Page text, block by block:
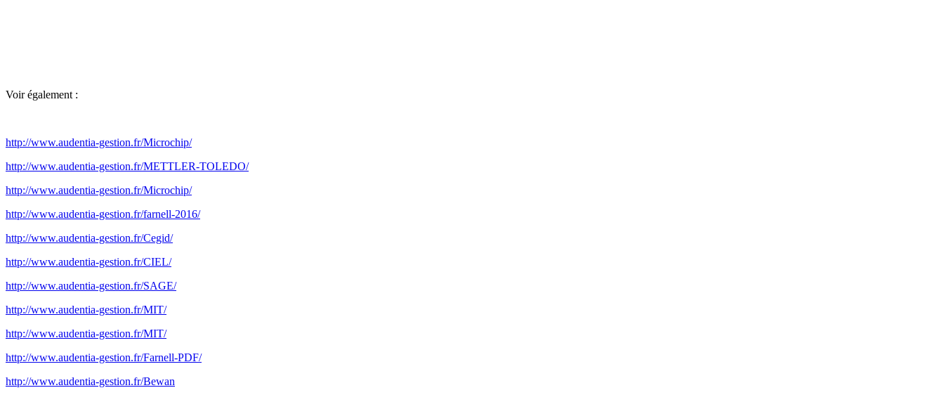
Voir également :
http://www.audentia-gestion.fr/Microchip/
http://www.audentia-gestion.fr/METTLER-TOLEDO/
http://www.audentia-gestion.fr/Microchip/
http://www.audentia-gestion.fr/farnell-2016/
http://www.audentia-gestion.fr/Cegid/
http://www.audentia-gestion.fr/CIEL/
http://www.audentia-gestion.fr/SAGE/
http://www.audentia-gestion.fr/MIT/
http://www.audentia-gestion.fr/MIT/
http://www.audentia-gestion.fr/Farnell-PDF/
http://www.audentia-gestion.fr/Bewan